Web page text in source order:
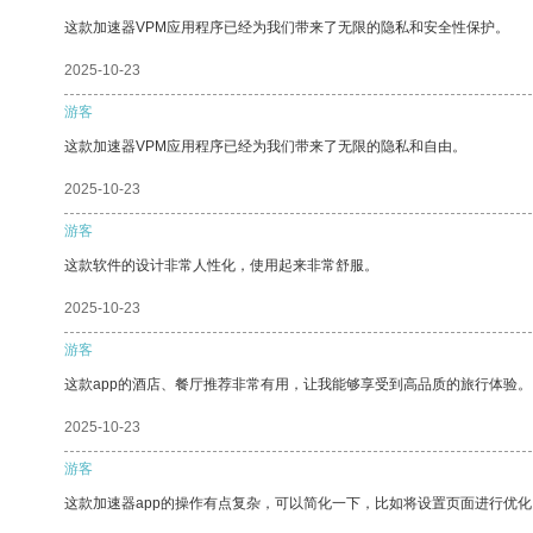
这款加速器VPM应用程序已经为我们带来了无限的隐私和安全性保护。
2025-10-23
游客
这款加速器VPM应用程序已经为我们带来了无限的隐私和自由。
2025-10-23
游客
这款软件的设计非常人性化，使用起来非常舒服。
2025-10-23
游客
这款app的酒店、餐厅推荐非常有用，让我能够享受到高品质的旅行体验。
2025-10-23
游客
这款加速器app的操作有点复杂，可以简化一下，比如将设置页面进行优